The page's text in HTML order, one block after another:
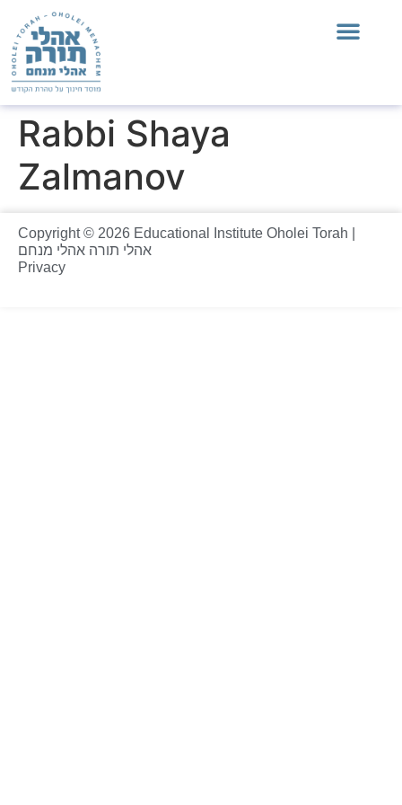
Rabbi Shaya
Zalmanov
Copyright © 2026 Educational Institute Oholei Torah |
אהלי תורה אהלי מנחם
Privacy